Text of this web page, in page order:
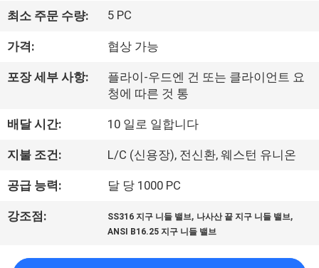
여
장
여
행
최소 주문 수량: 5 PC
가격: 협상 가능
포장 세부 사항:
플라이-우드엔 건 또는 클라이언트 요
청에 따른 것 통
배달 시간: 10 일로 일합니다
지불 조건: L/C (신용장), 전신환, 웨스턴 유니온
공급 능력: 달 당 1000 PC
강조점: SS316 지구 니들 밸브, 나사산 끝 지구 니들 밸브,
ANSI B16.25 지구 니들 밸브